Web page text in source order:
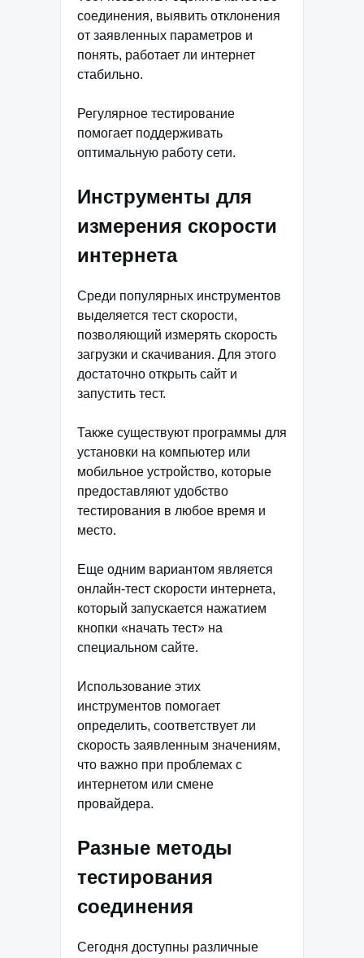
соединения, выявить отклонения
от заявленных параметров и
понять, работает ли интернет
стабильно.
Регулярное тестирование
помогает поддерживать
оптимальную работу сети.
Инструменты для
измерения скорости
интернета
Среди популярных инструментов
выделяется тест скорости,
позволяющий измерять скорость
загрузки и скачивания. Для этого
достаточно открыть сайт и
запустить тест.
Также существуют программы для
установки на компьютер или
мобильное устройство, которые
предоставляют удобство
тестирования в любое время и
место.
Еще одним вариантом является
онлайн-тест скорости интернета,
который запускается нажатием
кнопки «начать тест» на
специальном сайте.
Использование этих
инструментов помогает
определить, соответствует ли
скорость заявленным значениям,
что важно при проблемах с
интернетом или смене
провайдера.
Разные методы
тестирования
соединения
Сегодня доступны различные